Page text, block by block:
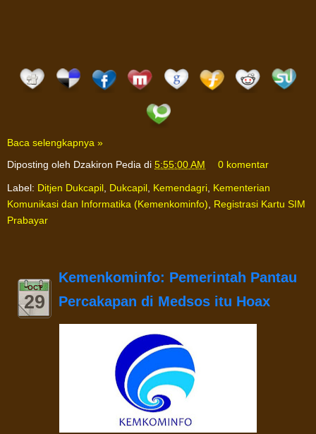
Baca selengkapnya »
Diposting oleh Dzakiron Pedia di 5:55:00 AM 0 komentar
Label: Ditjen Dukcapil Dukcapil Kemendagri Kementerian
Komunikasi dan Informatika (Kemenkominfo)
Registrasi Kartu SIM
Prabayar
OCT
29
Kemenkominfo: Pemerintah Pantau
Percakapan di Medsos itu Hoax